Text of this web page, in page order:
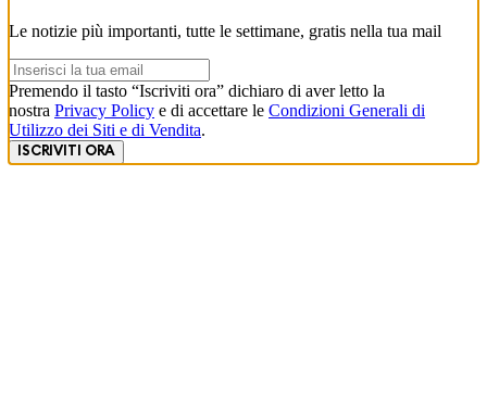
Le notizie più importanti, tutte le settimane, gratis nella tua mail
Premendo il tasto “Iscriviti ora” dichiaro di aver letto la
nostra Privacy Policy e di accettare le Condizioni Generali di
Utilizzo dei Siti e di Vendita.
ISCRIVITI ORA